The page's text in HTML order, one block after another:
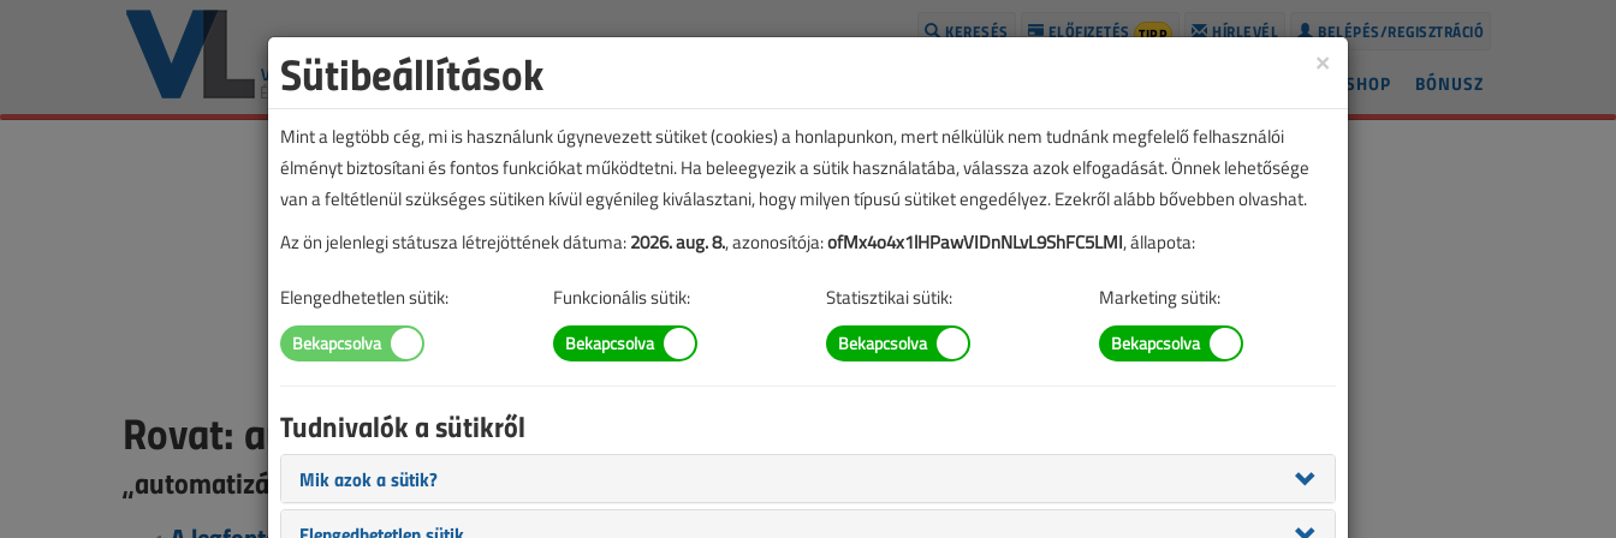
BELÉPÉS/REGISZTRÁCIÓ
HÍRLEVÉL
ELŐFIZETÉS TIPP
KERESÉS
BÓNUSZ
SHOP
Rovat: automatizálás
„automatizálás” rovatba sorolt tartalmak
×
Sütibeállítások
Mint a legtöbb cég, mi is használunk úgynevezett sütiket (cookies) a honlapunkon, mert nélkülük nem tudnánk megfelelő felhasználói
élményt biztosítani és fontos funkciókat működtetni. Ha beleegyezik a sütik használatába, válassza azok elfogadását. Önnek lehetősége
van a feltétlenül szükséges sütiken kívül egyénileg kiválasztani, hogy milyen típusú sütiket engedélyez. Ezekről alább bővebben olvashat.
Az ön jelenlegi státusza létrejöttének dátuma:2026. aug. 8., azonosítója:ofMx4o4x1lHPawVIDnNLvL9ShFC5LMI, állapota:
Elengedhetetlen sütik: Funkcionális sütik: Statisztikai sütik: Marketing sütik:
Tudnivalók a sütikről
Mik azok a sütik?